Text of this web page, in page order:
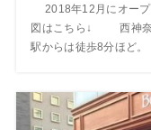
2018年12月にオー
図はこちら↓ 西神奈
駅からは徒歩8分ほ